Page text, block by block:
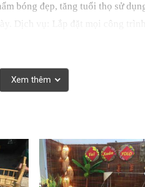
bóng đẹp, tăng tuổi thọ sử
Dịch vụ: Lắp đặt mọi công
Xem thêm